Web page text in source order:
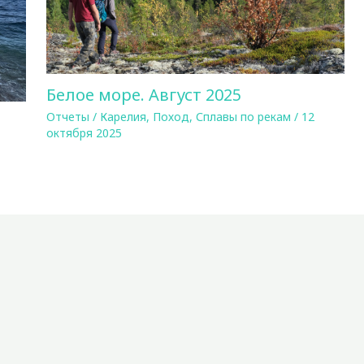
Белое море. Август 2025
Отчеты / Карелия, Поход, Сплавы по рекам / 12
октября 2025